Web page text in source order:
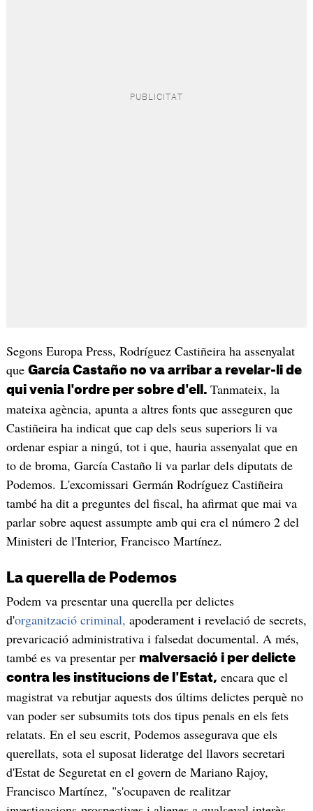
Segons Europa Press, Rodríguez Castiñeira ha assenyalat
que García Castaño no va arribar a revelar-li de
qui venia l'ordre per sobre d'ell. Tanmateix, la
mateixa agència, apunta a altres fonts que asseguren que
Castiñeira ha indicat que cap dels seus superiors li va
ordenar espiar a ningú, tot i que, hauria assenyalat que en
to de broma, García Castaño li va parlar dels diputats de
Podemos. L'excomissari Germán Rodríguez Castiñeira
també ha dit a preguntes del fiscal, ha afirmat que mai va
parlar sobre aquest assumpte amb qui era el número 2 del
Ministeri de l'Interior, Francisco Martínez.
La querella de Podemos
Podem va presentar una querella per delictes
d'organització criminal, apoderament i revelació de secrets,
prevaricació administrativa i falsedat documental. A més,
també es va presentar per malversació i per delicte
contra les institucions de l'Estat, encara que el
magistrat va rebutjar aquests dos últims delictes perquè no
van poder ser subsumits tots dos tipus penals en els fets
relatats. En el seu escrit, Podemos assegurava que els
querellats, sota el suposat lideratge del llavors secretari
d'Estat de Seguretat en el govern de Mariano Rajoy,
Francisco Martínez, "s'ocupaven de realitzar